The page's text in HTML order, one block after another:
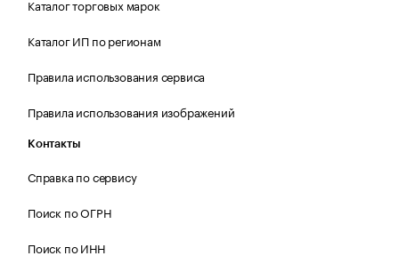
Каталог торговых марок
Каталог ИП по регионам
Правила использования сервиса
Правила использования изображений
Контакты
Справка по сервису
Поиск по ОГРН
Поиск по ИНН